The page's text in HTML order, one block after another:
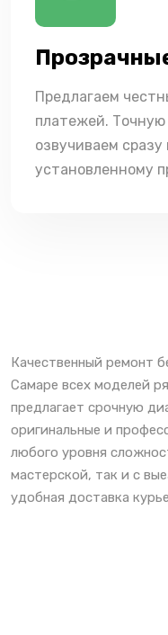
Предлагаем
платежей.
озвучиваем
установленному
Качественный ремонт
Самаре всех моделей
предлагает срочную
оригинальные и
любого уровня
мастерской, так и с
удобная доставка